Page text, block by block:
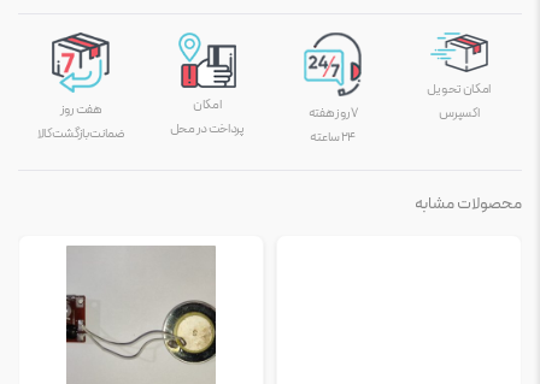
امکان تحویل
اکسپرس
۷ روز هفته
۲۴ ساعته
امکان
پرداخت در محل
هفت روز
ضمانت بازگشت کالا
محصولات مشابه